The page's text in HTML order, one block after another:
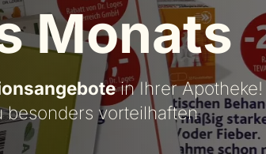
Monats
in Ihrer Apotheke!
besonders vorteilhaften